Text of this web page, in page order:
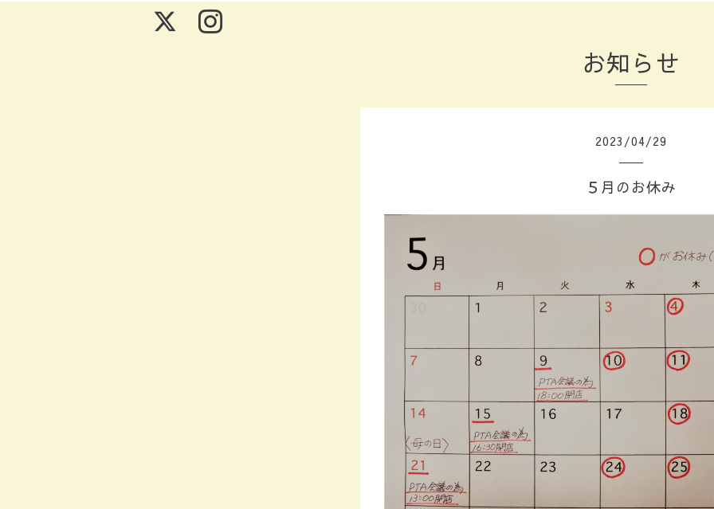
お知らせ
2023 /04/29
５月のお休み